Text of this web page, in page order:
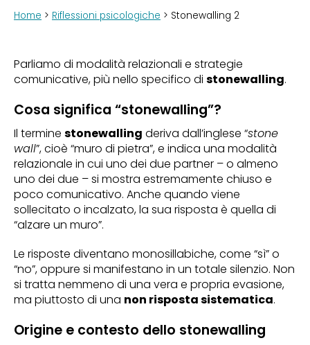
Home > Riflessioni psicologiche > Stonewalling 2
Parliamo di modalità relazionali e strategie
comunicative, più nello specifico di stonewalling.
Cosa significa “stonewalling”?
Il termine stonewalling deriva dall’inglese “stone
wall”, cioè “muro di pietra”, e indica una modalità
relazionale in cui uno dei due partner – o almeno
uno dei due – si mostra estremamente chiuso e
poco comunicativo. Anche quando viene
sollecitato o incalzato, la sua risposta è quella di
“alzare un muro”.
Le risposte diventano monosillabiche, come “sì” o
“no”, oppure si manifestano in un totale silenzio. Non
si tratta nemmeno di una vera e propria evasione,
ma piuttosto di una non risposta sistematica.
Origine e contesto dello stonewalling